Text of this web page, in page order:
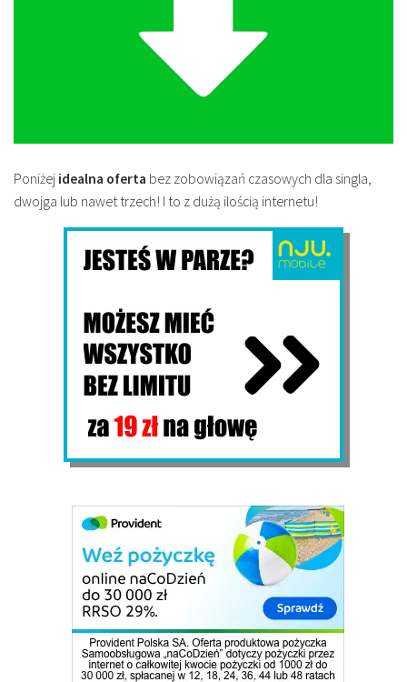
Poniżej idealna oferta bez zobowiązań czasowych dla singla,
dwojga lub nawet trzech! I to z dużą ilością internetu!